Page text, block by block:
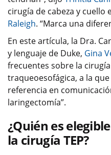
cirugía de cabeza y cuello
Raleigh. “Marca una
En este artícula, la Dra.
y lenguaje de Duke, Gina
frecuentes sobre la cirugía
traqueoesofágica, a la
referencia en
laringectomía”.
¿Quién es
la cirugía TEP?